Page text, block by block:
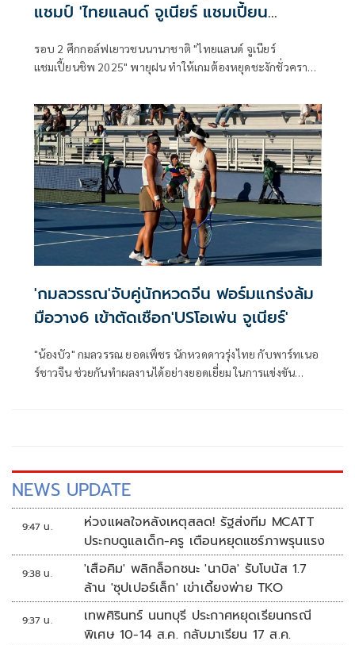
แชมป์ 'ไทยแลนด์ จูเนียร์ แชมเปี้ยน
รอบ 2 ศึกกอล์ฟเยาวชนนานาชาติ "ไทยแลนด์ จูเนียร์
แชมเปี้ยนชิพ 2025" พายุฝน ทำให้เกมต้องหยุดชะงักชั่วคราว
เหยา" สาวจีนวัย 15 ปี เก็บอีก 4 อันเดอร์พาร์ 68 สกอร์รวม 7
อันเดอร์พาร์ 137 ส่วนประเภทชาย "คานาฟ ซัวฮาน" นักกอล์ฟ
ดาวรุ่งวัย 16 ปีจากอินเดีย ทำเพิ่มอีก 2 อันเดอร์พาร์ 70 สกอร์
รวม 6 อันเดอร์พาร์ 138 จ่อแชมป์รายการนี้ทั้งคู่ มีแต้มทิ้ง
อันดับ 2 เท่ากัน อยู่สองสโตรก
'กมลวรรณ'จับคู่นักหวดจีน ฟอร์มแกร่งล้ม
มือวาง6 เข้าตัดเชือก'USโอเพ่น จูเนียร์'
"น้องบัว" กมลวรรณ ยอดเพ็ชร นักหวดดาวรุ่งไทย กับพาร์ทเนอ
ร์ชาวจีน ช่วยกันทำผลงานได้อย่างยอดเยี่ยม ในการแข่งขัน
NEWS UPDATE
9:47 น.
ห่วงแผลใจหลังเหตุสลด! รัฐส่งทีม MCATT
ประกบดูแลเด็ก-ครู เตือนหยุดแชร์ภาพรุนแรง
9:38 น.
'เสือคิม' พลิกล็อกชนะ 'นาบิล' รับโบนัส 1.7
ล้าน 'ซุปเปอร์เล็ก' เข่าเดี้ยงพ่าย TKO
9:37 น.
เทพศิรินทร์ นนทบุรี ประกาศหยุดเรียนกรณี
พิเศษ 10-14 ส.ค. กลับมาเรียน 17 ส.ค.